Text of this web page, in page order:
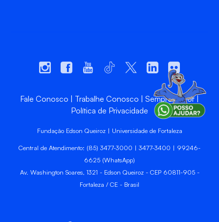
Fale Conosco Trabalhe Conosco
Sempre Unifor
Política de Privacidade
Fundação Edson Queiroz | Universidade de Fortaleza
Central de Atendimento: (85) 3477-3000 | 3477-3400 | 99246-
6625 (WhatsApp)
Av. Washington Soares, 1321 - Edson Queiroz - CEP 60811-905 -
Fortaleza / CE - Brasil